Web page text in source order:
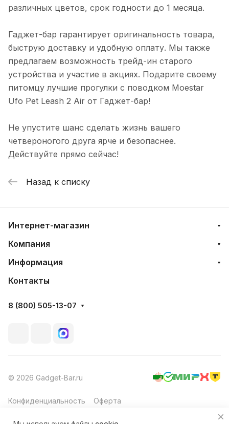
различных цветов, срок годности до 1 месяца.
Гаджет-бар гарантирует оригинальность товара,
быструю доставку и удобную оплату. Мы также
предлагаем возможность трейд-ин старого
устройства и участие в акциях. Подарите своему
питомцу лучшие прогулки с поводком Moestar
Ufo Pet Leash 2 Air от Гаджет-бар!
Не упустите шанс сделать жизнь вашего
четвероногого друга ярче и безопаснее.
Действуйте прямо сейчас!
Назад к списку
Интернет-магазин
Компания
Информация
Контакты
8 (800) 505-13-07
© 2026 Gadget-Bar.ru
Конфиденциальность Оферта